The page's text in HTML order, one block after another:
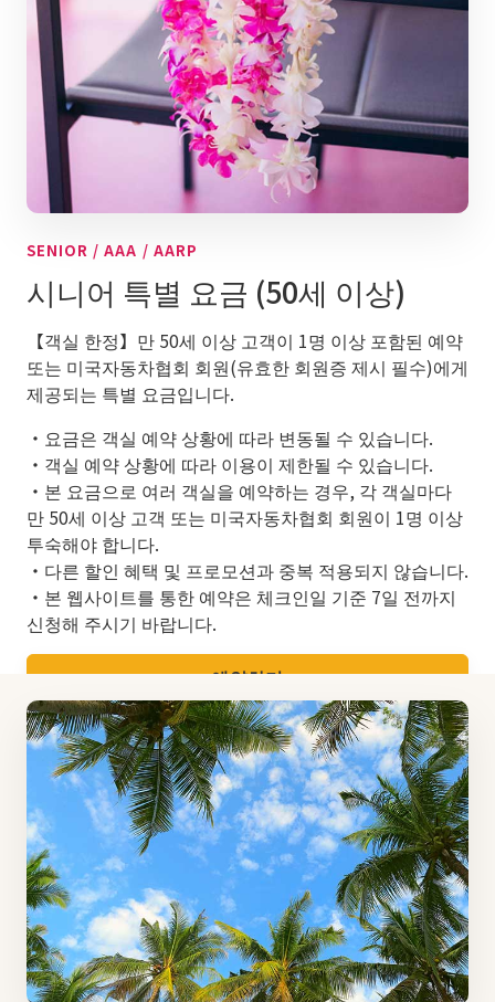
SENIOR / AAA / AARP
시니어 특별 요금 (50세 이상)
【객실 한정】만 50세 이상 고객이 1명 이상 포함된 예약
또는 미국자동차협회 회원(유효한 회원증 제시 필수)에게
제공되는 특별 요금입니다.
・요금은 객실 예약 상황에 따라 변동될 수 있습니다.
・객실 예약 상황에 따라 이용이 제한될 수 있습니다.
・본 요금으로 여러 객실을 예약하는 경우, 각 객실마다
만 50세 이상 고객 또는 미국자동차협회 회원이 1명 이상
투숙해야 합니다.
・다른 할인 혜택 및 프로모션과 중복 적용되지 않습니다.
・본 웹사이트를 통한 예약은 체크인일 기준 7일 전까지
신청해 주시기 바랍니다.
예약하기